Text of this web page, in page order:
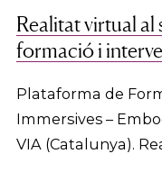
Realitat virtual al
formació i
Plataforma de
Immersives –
VIA (Catalunya).